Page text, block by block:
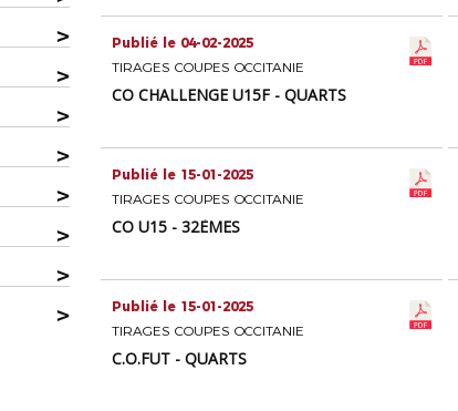
>
>
>
>
>
>
>
>
Publié le 04-02-2025
TIRAGES COUPES OCCITANIE
CO CHALLENGE U15F - QUARTS
Publié le 15-01-2025
TIRAGES COUPES OCCITANIE
CO U15 - 32ÈMES
Publié le 15-01-2025
TIRAGES COUPES OCCITANIE
C.O.FUT - QUARTS